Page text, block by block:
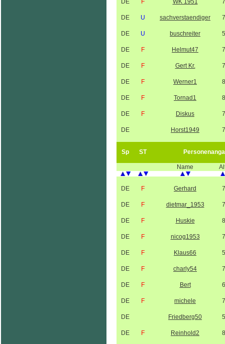
DE F WK 1951
DE U sachverstaendiger
DE U buschreiter
DE F Helmut47
DE F Gert Kr.
DE F Werner1
DE F Tornad1
DE F Diskus
DE Horst1949
Sp ST
Name
DE F Gerhard
DE F dietmar_1953
DE F Huskie
DE F nicog1953
DE F Klaus66
DE F charly54
DE F Bert
DE F michele
DE Friedberg50
DE F Reinhold2